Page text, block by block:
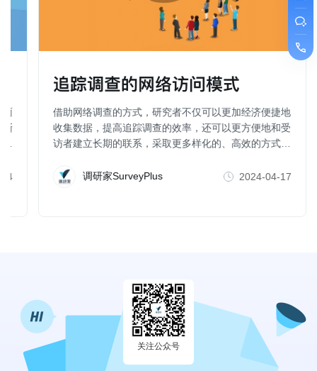
雨
渐
追踪调查的网络访问模式
借助网络调查的方式，研究者不仅可以更加经济便捷地
收集数据，提高追踪调查的效率，还可以更方便地和受
访者建立长期的联系，采取更多样化的、高效的方式增
也有助于减少样本的流失。
调研家SurveyPlus 2024-04-17
关注公众号